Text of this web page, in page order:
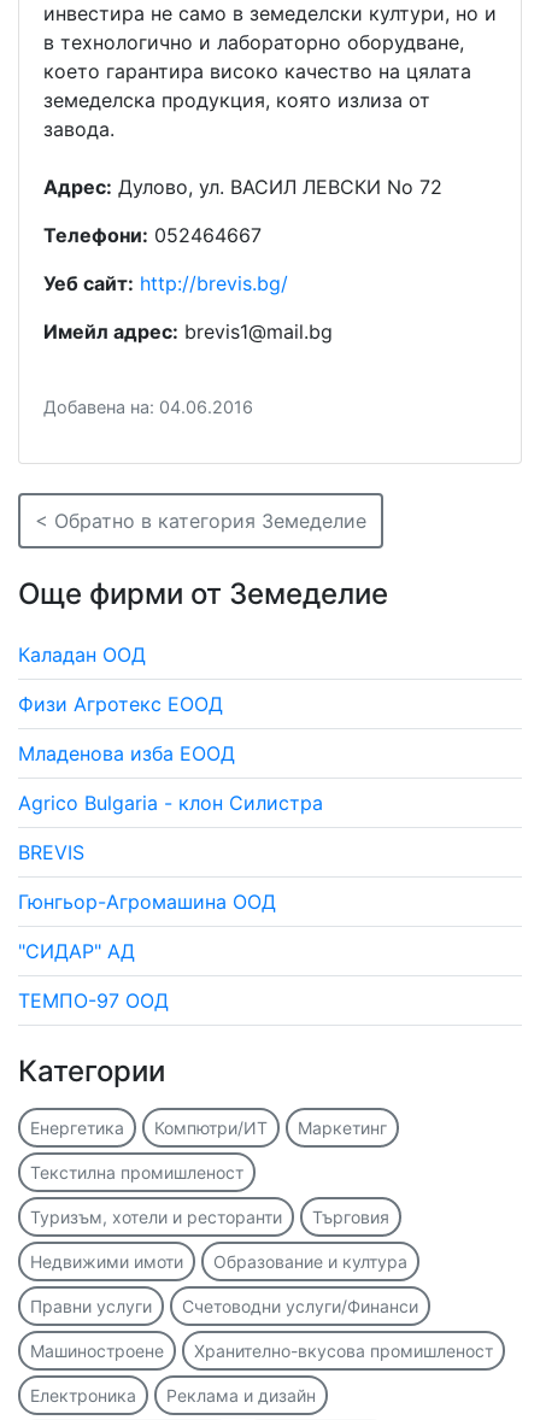
инвестира не само в земеделски култури, но и
в технологично и лабораторно оборудване,
което гарантира високо качество на цялата
земеделска продукция, която излиза от
завода.
Адрес: Дулово, ул. ВАСИЛ ЛЕВСКИ No 72
Телефони: 052464667
Уеб сайт: http://brevis.bg/
Имейл адрес: brevis1@mail.bg
Добавена на: 04.06.2016
< Обратно в категория Земеделие
Още фирми от Земеделие
Каладан ООД
Физи Агротекс ЕООД
Младенова изба ЕООД
Agrico Bulgaria - клон Силистра
BREVIS
Гюнгьор-Агромашина ООД
"СИДАР" АД
ТЕМПО-97 ООД
Категории
Енергетика Компютри/ИТ Маркетинг
Текстилна промишленост
Туризъм, хотели и ресторанти Търговия
Недвижими имоти Образование и култура
Правни услуги Счетоводни услуги/Финанси
Машиностроене Хранително-вкусова промишленост
Електроника Реклама и дизайн